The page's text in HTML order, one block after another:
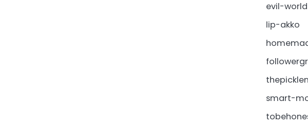
evil-world
lip-akko
smart-